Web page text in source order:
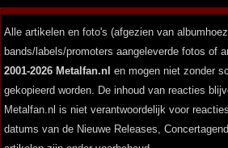
Alle artikelen en foto's (afgezien van
bands/labels/promoters aangeleverde fotos of
2001-2026 Metalfan.nl en mogen niet zonder
gekopieerd worden. De inhoud van reacties
Metalfan.nl is niet verantwoordelijk voor
datums van de Nieuwe Releases,